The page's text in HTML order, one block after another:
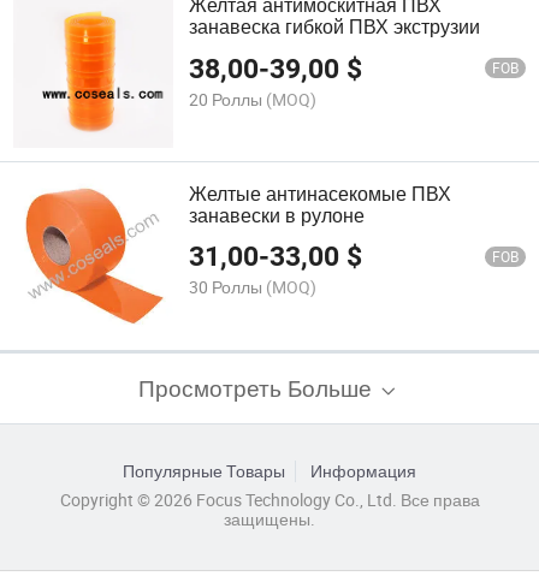
занавеска гибкой ПВХ экструзии
38,00-39,00 $ FOB
20 Роллы (MOQ)
Желтые антинасекомые ПВХ
занавески в рулоне
31,00-33,00 $ FOB
30 Роллы (MOQ)
Просмотреть Больше
Популярные Товары
Информация
Copyright © 2026 Focus Technology Co., Ltd. Все права
защищены.